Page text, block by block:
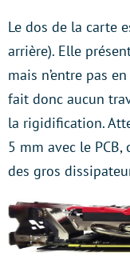
Le dos de la carte
arrière). Elle
mais n’entre pas
fait donc aucun
la rigidification.
5 mm avec le
des gros